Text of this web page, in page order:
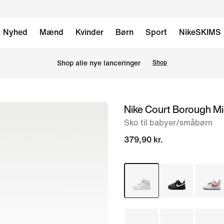
Nyhed Mænd Kvinder Børn Sport NikeSKIMS
Shop alle nye lanceringer Shop
billedeNike Court Borough
Sko til babyer/småbørn
379,90 kr.